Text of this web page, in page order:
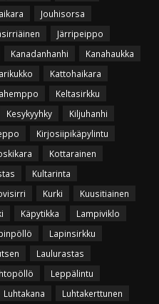
Jouhisorsa
Järripeippo
Kanadanhanhi
Kanahaukka
Kattohaikara
Keltasirkku
Kesykyyhky
Kiljuhanhi
Kirjosiipikäpylintu
Kottarainen
Kultarinta
Kurki
Kuusitiainen
Käpytikka
Lampiviklo
Lapinsirkku
Laulurastas
Leppälintu
Luhtakana
Luhtakerttunen